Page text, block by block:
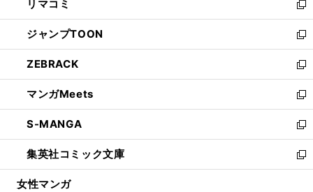
で
開
く
ド
ウ
で
開
く
ィ
ン
ド
ウ
で
開
く
い
ウ
ィ
ン
ド
ウ
で
開
く
リマコミ
新
し
い
ウ
ィ
ン
ド
ウ
で
開
く
ジャンプTOON
新
し
い
ウ
ィ
ン
ド
ウ
で
開
ZEBRACK
新
し
い
ウ
ィ
ン
ド
ウ
マンガMeets
新
し
い
ウ
ィ
ン
S-MANGA
新
し
い
ウ
集英社コミック文庫
新
し
女性マンガ